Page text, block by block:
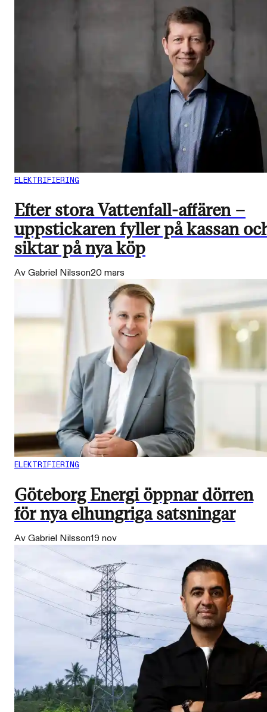
ELEKTRIFIERING
Efter stora Vattenfall-affären –
uppstickaren fyller på kassan
siktar på nya köp
Av Gabriel Nilsson20 mars
ELEKTRIFIERING
Göteborg Energi öppnar dörren
för nya elhungriga satsningar
Av Gabriel Nilsson19 nov